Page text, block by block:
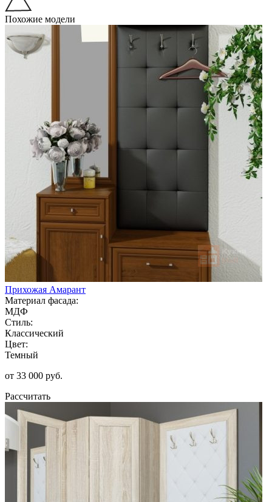
Похожие модели
Прихожая Амарант
Материал фасада:
МДФ
Стиль:
Классический
Цвет:
Темный
от 33 000 руб.
Рассчитать